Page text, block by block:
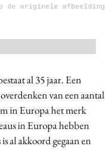
de originele afbeelding
al 35 jaar. Een
van een aantal
in Europa het merk
in Europa hebben
al akkoord gegaan en